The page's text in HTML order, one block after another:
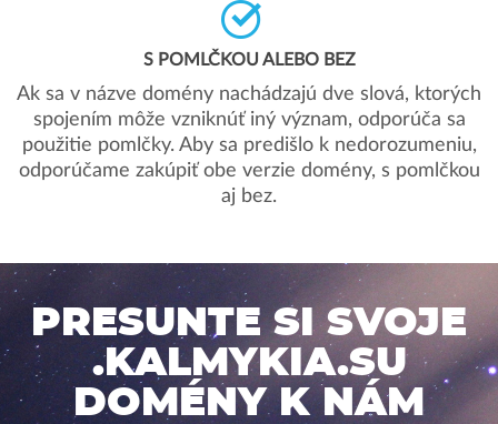
S POMLČKOU ALEBO BEZ
Ak sa v názve domény nachádzajú dve slová, ktorých
spojením môže vzniknúť iný význam, odporúča sa
použitie pomlčky. Aby sa predišlo k nedorozumeniu,
odporúčame zakúpiť obe verzie domény, s pomlčkou
aj bez.
PRESUNTE SI SVOJE
.KALMYKIA.SU
DOMÉNY K NÁM